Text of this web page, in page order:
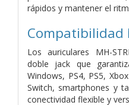
rápidos y mantener el
Los auriculares MH-
doble jack que
Windows, PS4, PS5,
Switch, smartphones y
conectividad flexible y